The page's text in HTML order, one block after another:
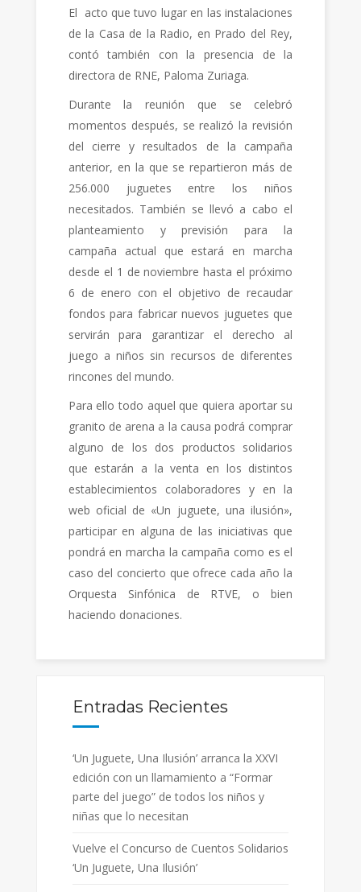
El acto que tuvo lugar en las instalaciones
de la Casa de la Radio, en Prado del Rey,
contó también con la presencia de la
directora de RNE, Paloma Zuriaga.
Durante la reunión que se celebró
momentos después, se realizó la revisión
del cierre y resultados de la campaña
anterior, en la que se repartieron más de
256.000 juguetes entre los niños
necesitados. También se llevó a cabo el
planteamiento y previsión para la
campaña actual que estará en marcha
desde el 1 de noviembre hasta el próximo
6 de enero con el objetivo de recaudar
fondos para fabricar nuevos juguetes que
servirán para garantizar el derecho al
juego a niños sin recursos de diferentes
rincones del mundo.
Para ello todo aquel que quiera aportar su
granito de arena a la causa podrá comprar
alguno de los dos productos solidarios
que estarán a la venta en los distintos
establecimientos colaboradores y en la
web oficial de «Un juguete, una ilusión»,
participar en alguna de las iniciativas que
pondrá en marcha la campaña como es el
caso del concierto que ofrece cada año la
Orquesta Sinfónica de RTVE, o bien
haciendo donaciones.
Entradas Recientes
‘Un Juguete, Una Ilusión’ arranca la XXVI
edición con un llamamiento a “Formar
parte del juego” de todos los niños y
niñas que lo necesitan
Vuelve el Concurso de Cuentos Solidarios
‘Un Juguete, Una Ilusión’